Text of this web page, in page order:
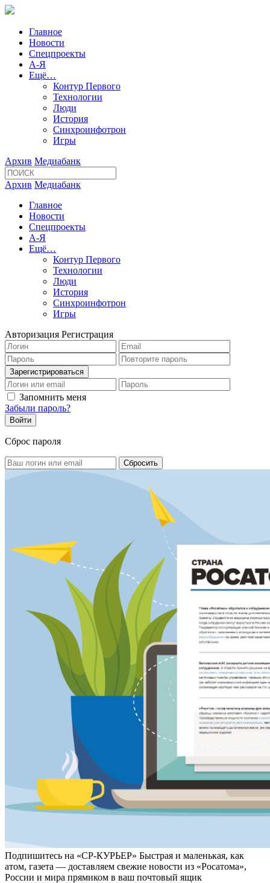
Главное
Новости
Спецпроекты
А-Я
Ещё…
Контур Первого
Технологии
Люди
История
Синхроинфотрон
Игры
Архив Медиабанк
Архив Медиабанк
Главное
Новости
Спецпроекты
А-Я
Ещё…
Контур Первого
Технологии
Люди
История
Синхроинфотрон
Игры
Авторизация Регистрация
Запомнить меня
Забыли пароль?
Сброс пароля
Подпишитесь на «СР-КУРЬЕР» Быстрая и маленькая, как
атом, газета — доставляем свежие новости из «Росатома»,
России и мира прямиком в ваш почтовый ящик